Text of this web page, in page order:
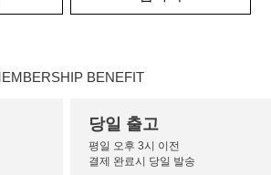
BENEFIT
당일 출고
평일 오후 3시 이전
결제 완료시 당일 발송